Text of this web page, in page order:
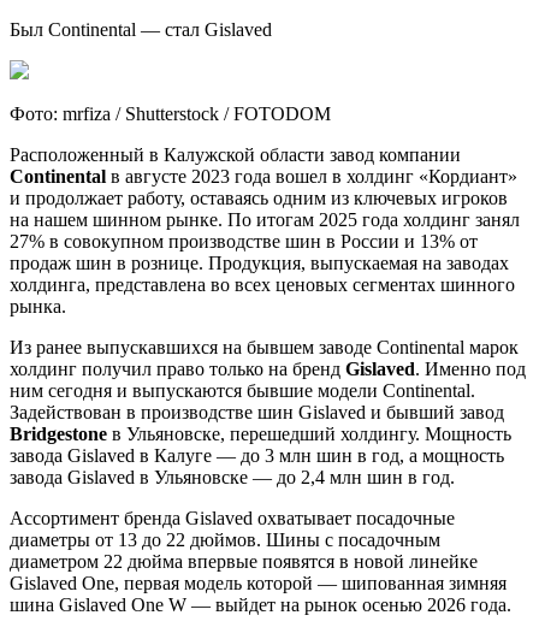
Был Continental — стал Gislaved
Фото: mrfiza / Shutterstock / FOTODOM
Расположенный в Калужской области завод компании
Continental в августе 2023 года вошел в холдинг «Кордиант»
и продолжает работу, оставаясь одним из ключевых игроков
на нашем шинном рынке. По итогам 2025 года холдинг занял
27% в совокупном производстве шин в России и 13% от
продаж шин в рознице. Продукция, выпускаемая на заводах
холдинга, представлена во всех ценовых сегментах шинного
рынка.
Из ранее выпускавшихся на бывшем заводе Continental марок
холдинг получил право только на бренд Gislaved. Именно под
ним сегодня и выпускаются бывшие модели Continental.
Задействован в производстве шин Gislaved и бывший завод
Bridgestone в Ульяновске, перешедший холдингу. Мощность
завода Gislaved в Калуге — до 3 млн шин в год, а мощность
завода Gislaved в Ульяновске — до 2,4 млн шин в год.
Ассортимент бренда Gislaved охватывает посадочные
диаметры от 13 до 22 дюймов. Шины с посадочным
диаметром 22 дюйма впервые появятся в новой линейке
Gislaved One, первая модель которой — шипованная зимняя
шина Gislaved One W — выйдет на рынок осенью 2026 года.